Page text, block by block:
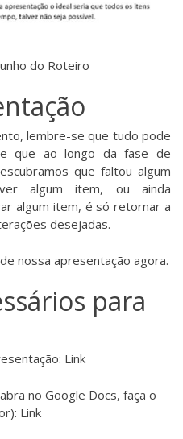
do Roteiro
lembre-se que tudo pode
que ao longo da fase de
que faltou algum
algum item, ou ainda
algum item, é só retornar a
desejadas.
nossa apresentação agora.
para
Link
no Google Docs, faça o
Link